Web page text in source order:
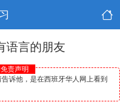
语言的朋友
责声明
诉他，是在西班牙华人网上看到